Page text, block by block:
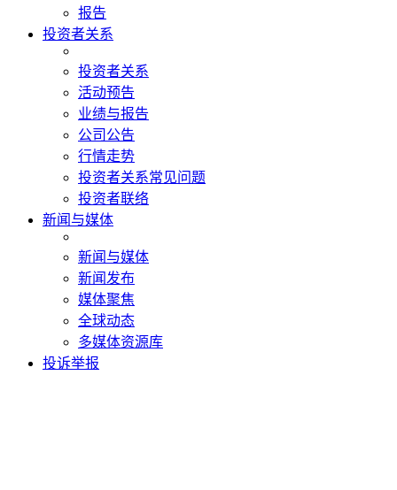
报告
投资者关系
投资者关系
活动预告
业绩与报告
公司公告
行情走势
投资者关系常见问题
投资者联络
新闻与媒体
新闻与媒体
新闻发布
媒体聚焦
全球动态
多媒体资源库
投诉举报